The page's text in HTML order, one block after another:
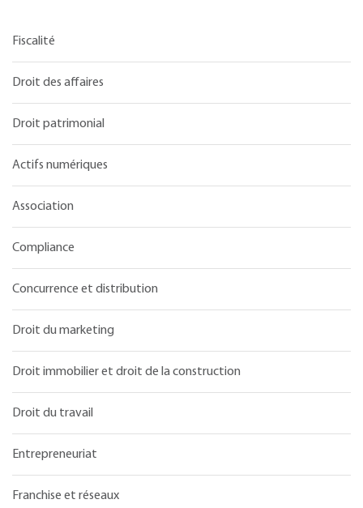
Fiscalité
Droit des affaires
Droit patrimonial
Actifs numériques
Association
Compliance
Concurrence et distribution
Droit du marketing
Droit immobilier et droit de la construction
Droit du travail
Entrepreneuriat
Franchise et réseaux